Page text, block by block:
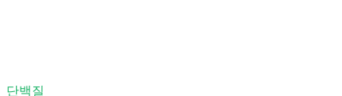
단백질